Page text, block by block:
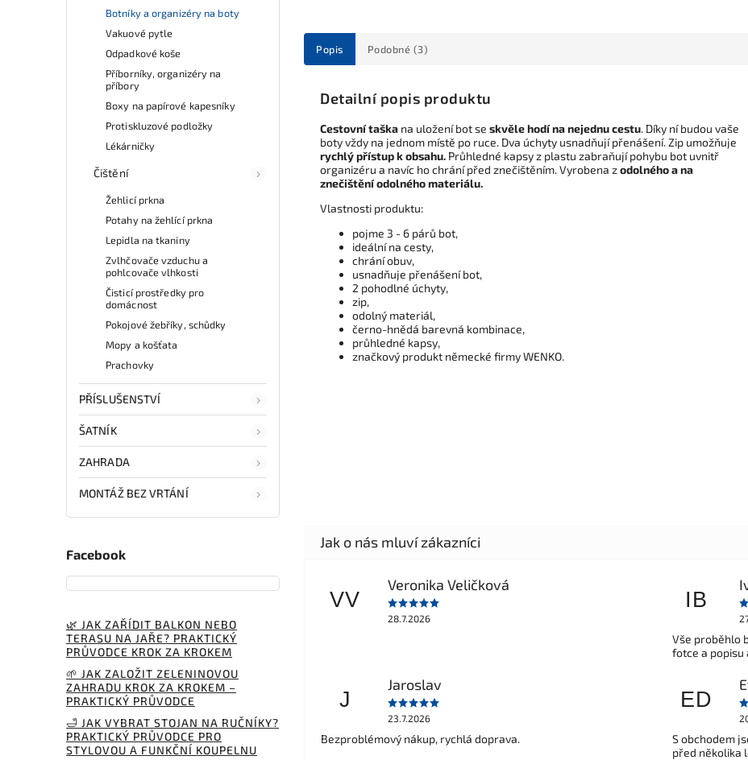
Botníky a organizéry na boty
Vakuové pytle
Odpadkové koše
Příborníky, organizéry na
příbory
Boxy na papírové kapesníky
Protiskluzové podložky
Lékárničky
Čištění
Žehlicí prkna
Potahy na žehlící prkna
Lepidla na tkaniny
Zvlhčovače vzduchu a
pohlcovače vlhkosti
Čisticí prostředky pro
domácnost
Pokojové žebříky, schůdky
Mopy a košťata
Prachovky
PŘÍSLUŠENSTVÍ
ŠATNÍK
ZAHRADA
MONTÁŽ BEZ VRTÁNÍ
Facebook
🌿 JAK ZAŘÍDIT BALKON NEBO
TERASU NA JAŘE? PRAKTICKÝ
PRŮVODCE KROK ZA KROKEM
🌱 JAK ZALOŽIT ZELENINOVOU
ZAHRADU KROK ZA KROKEM –
PRAKTICKÝ PRŮVODCE
🛁 JAK VYBRAT STOJAN NA RUČNÍKY?
PRAKTICKÝ PRŮVODCE PRO
STYLOVOU A FUNKČNÍ KOUPELNU
Popis Podobné (3)
Detailní popis produktu
Cestovní taška na uložení bot se skvěle hodí na nejednu cestu. Díky ní budou vaše
boty vždy na jednom místě po ruce. Dva úchyty usnadňují přenášení. Zip umožňuje
rychlý přístup k obsahu. Průhledné kapsy z plastu zabraňují pohybu bot uvnitř
organizéru a navíc ho chrání před znečištěním. Vyrobena zodolného a na
znečištění odolného materiálu.
Vlastnosti produktu:
pojme 3 - 6 párů bot,
ideální na cesty,
chrání obuv,
usnadňuje přenášení bot,
2 pohodlné úchyty,
zip,
odolný materiál,
černo-hnědá barevná kombinace,
průhledné kapsy,
značkový produkt německé firmy WENKO.
VV
Veronika Veličková
28.7.2026
IB
Vše proběhlo
fotce a popisu
J
Jaroslav
23.7.2026
Bezproblémový nákup, rychlá doprava.
ED
S obchodem
před několika